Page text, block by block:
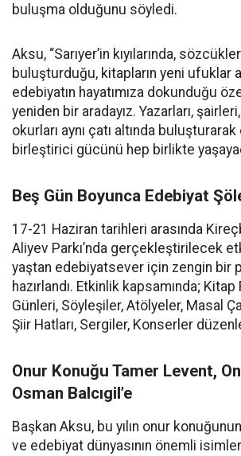
buluşma olduğunu söyledi.
Aksu, “Sarıyer’in kıyılarında,
buluşturduğu, kitapların yeni ufuklar
edebiyatın hayatımıza dokunduğu
yeniden bir aradayız. Yazarları,
okurları aynı çatı altında buluşturarak
birleştirici gücünü hep birlikte
Beş Gün Boyunca Edebiyat
17-21 Haziran tarihleri arasında
Aliyev Parkı’nda gerçekleştirilecek
yaştan edebiyatsever için zengin bir
hazırlandı. Etkinlik kapsamında; Kitap
Günleri, Söyleşiler, Atölyeler, Masal
Şiir Hatları, Sergiler, Konserler
Onur Konuğu Tamer Levent,
Osman Balcıgil’e
Başkan Aksu, bu yılın onur
ve edebiyat dünyasının önemli